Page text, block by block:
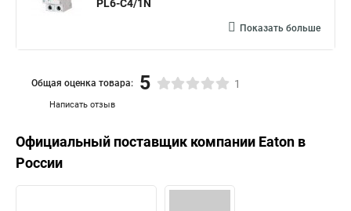
PL6-C4/1N
Показать больше
Написать отзыв
Общая оценка товара: 5 1
Официальный поставщик компании Eaton в
России